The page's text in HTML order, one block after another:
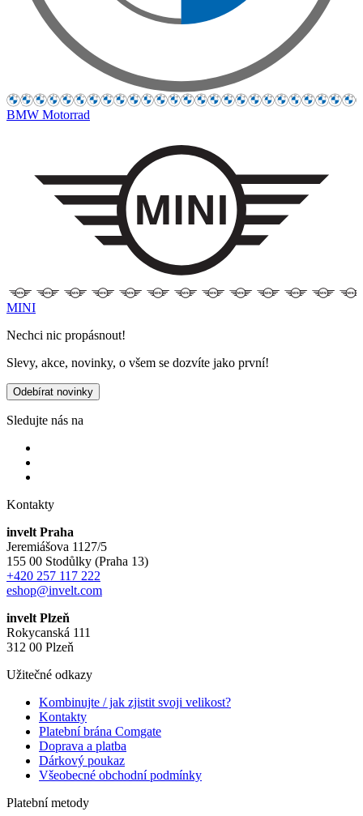
BMW Motorrad
MINI
Nechci nic propásnout!
Slevy, akce, novinky, o všem se dozvíte jako první!
Odebírat novinky
Sledujte nás na
Kontakty
invelt Praha
Jeremiášova 1127/5
155 00 Stodůlky (Praha 13)
+420 257 117 222
eshop@invelt.com
invelt Plzeň
Rokycanská 111
312 00 Plzeň
Užitečné odkazy
Kombinujte / jak zjistit svoji velikost?
Kontakty
Platební brána Comgate
Doprava a platba
Dárkový poukaz
Všeobecné obchodní podmínky
Platební metody